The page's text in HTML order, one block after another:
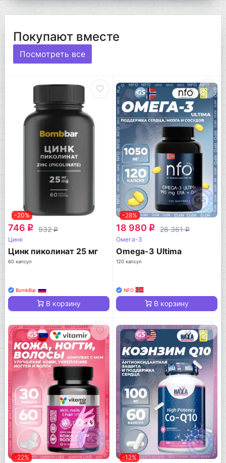
Покупают вместе
Посмотреть все
-20%
746 q 932q
Цинк
Цинк пиколинат 25 мг
60 капсул
BombBar
В корзину
-28%
18 980 q 26 361q
Омега-3
Omega-3 Ultima
120 капсул
NFO
В корзину
-22% -12%